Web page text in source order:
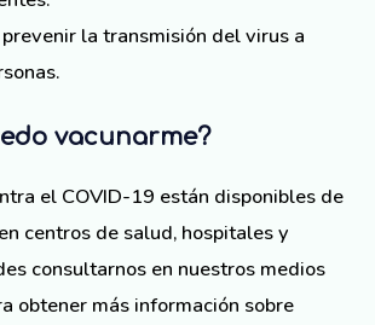
la transmisión del virus a
vacunarme?
el COVID-19 están disponibles de
centros de salud, hospitales y
consultarnos en nuestros medios
obtener más información sobre